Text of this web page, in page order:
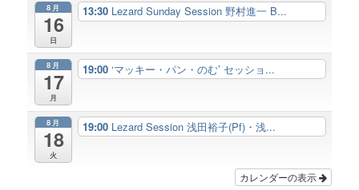
8月
16
日
13:30 Lezard Sunday Session 野村進一 B...
8月
17
月
19:00‘マッキー・パン・のむ’ セッショ...
8月
18
火
19:00 Lezard Session 浅田裕子(Pf)・浅...
カレンダーの表示